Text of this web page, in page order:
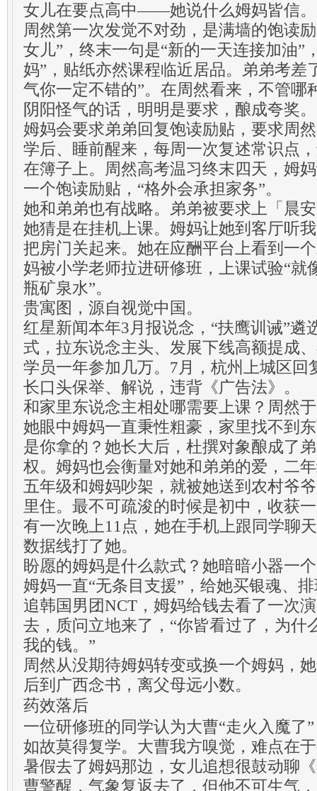
女儿在要点高中——她说什么姆妈皆信。
周然第一次发觉不对劲，是满墙的饱读
女儿”，终末一句是“新的一天连接加油”
妈”，贴纸亦然课程临近居品。弟弟考差
气你一定不错的”。在周然看来，不管哪
阴阳怪气的话，明明是要求，酿成夸奖
姆妈会要求弟弟回复饱读励贴，要求周
学后、睡前醒来，每周一次复述常识点
在簿子上。周然高考温习终末四天，姆
一个饱读励贴，“格外会承担家务”。
她和弟弟也有战略。弟弟被要求上「晨
她猜是在挂机上课。姆妈让她到客厅听
把房门关起来。她在应酬平台上看到一
妈被小学老师拉进研修班，上课试验“就
瓶矿泉水”。
贵寓图，源自视觉中国。
红星新闻本年3月报说念，“扶鹰训诫”遴
式，拉东说念主头、发展下线高额提成
学员一年参加几万。7月，杭州上城区回
长口头保举、解说，违背《广告法》。
和家里东说念主相处哪需要上课？周然
她眼中姆妈一直秉性粗豪，家里找不到
是你拿的？她长大后，杜撰对象酿成了
权。姆妈也会衡量对她和弟弟的爱，二
五年级和姆妈吵架，就被她送到农村爷
里住。最不可疏浚的时候是初中，收获
有一次晚上11点，她在手机上跟同学聊
数据线打了她。
盼愿的姆妈是什么款式？她暗暗小器一
姆妈一直“无条目支援”，给她买银魂、
追韩国男团NCT，姆妈给钱去看了一次
去，质问立地来了，“你皆看过了，为什
我的钱。”
周然从没期待姆妈转变或换一个姆妈，
后到广西念书，离父母远小数。
药效落后
一位研修班的同学认为大曹“走火入魔了
如故莫得复学。大曹我方嗅觉，难点在
暑假去了姆妈那边，女儿追想很鼓动聊
曹警醒，气象复返去了，但他不可生气